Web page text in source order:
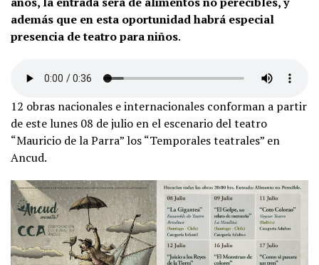
además que en esta oportunidad habrá especial
presencia de teatro para niños.
12 obras nacionales e internacionales conforman a partir
de este lunes 08 de julio en el escenario del teatro
“Mauricio de la Parra” los “Temporales teatrales” en
Ancud.